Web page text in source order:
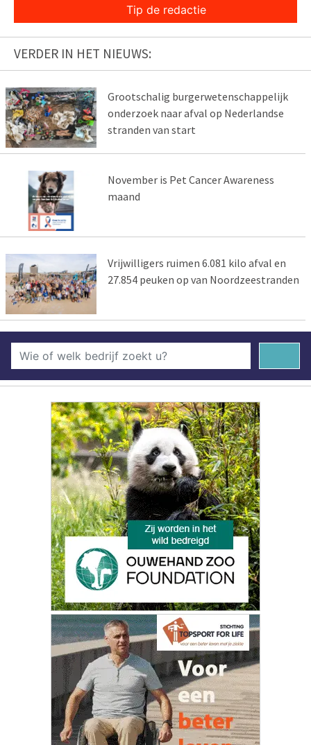
Tip de redactie
VERDER IN HET NIEUWS:
Grootschalig burgerwetenschappelijk
onderzoek naar afval op Nederlandse
stranden van start
November is Pet Cancer Awareness
maand
Vrijwilligers ruimen 6.081 kilo afval en
27.854 peuken op van Noordzeestranden